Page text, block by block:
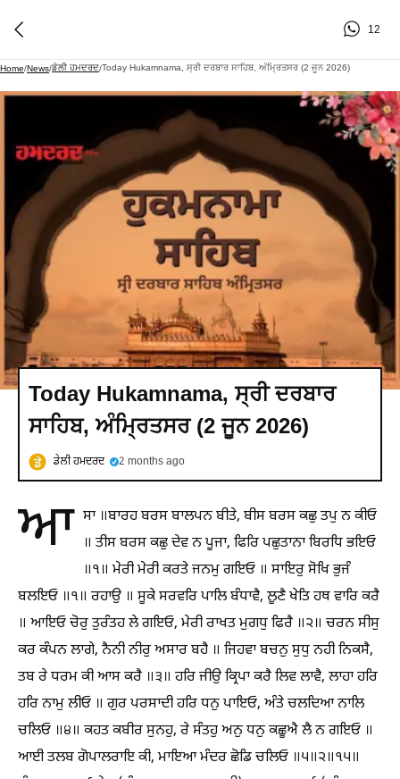
12
Home/News/ਡੇਲੀ ਹਮਦਰਦ/Today Hukamnama, ਸ੍ਰੀ ਦਰਬਾਰ ਸਾਹਿਬ, ਅੰਮ੍ਰਿਤਸਰ (2 ਜੂਨ 2026)
Today Hukamnama, ਸ੍ਰੀ ਦਰਬਾਰ
ਸਾਹਿਬ, ਅੰਮ੍ਰਿਤਸਰ (2 ਜੂਨ 2026)
ਡੇਲੀ ਹਮਦਰਦ 2 months ago
ਆ ਸਾ ॥ਬਾਰਹ ਬਰਸ ਬਾਲਪਨ ਬੀਤੇ, ਬੀਸ ਬਰਸ ਕਛੁ ਤਪੁ ਨ ਕੀਓ
॥ ਤੀਸ ਬਰਸ ਕਛੁ ਦੇਵ ਨ ਪੂਜਾ, ਫਿਰਿ ਪਛੁਤਾਨਾ ਬਿਰਧਿ ਭਇਓ
॥੧॥ ਮੇਰੀ ਮੇਰੀ ਕਰਤੇ ਜਨਮੁ ਗਇਓ ॥ ਸਾਇਰੁ ਸੋਖਿ ਭੁਜੰ
ਬਲਇਓ ॥੧॥ ਰਹਾਉ ॥ ਸੂਕੇ ਸਰਵਰਿ ਪਾਲਿ ਬੰਧਾਵੈ, ਲੂਣੈ ਖੇਤਿ ਹਥ ਵਾਰਿ ਕਰੈ
॥ ਆਇਓ ਚੋਰੁ ਤੁਰੰਤਹ ਲੇ ਗਇਓ, ਮੇਰੀ ਰਾਖਤ ਮੁਗਧੁ ਫਿਰੈ ॥੨॥ ਚਰਨ ਸੀਸੁ
ਕਰ ਕੰਪਨ ਲਾਗੇ, ਨੈਨੀ ਨੀਰੁ ਅਸਾਰ ਬਹੈ ॥ ਜਿਹਵਾ ਬਚਨੁ ਸੁਧੁ ਨਹੀ ਨਿਕਸੈ,
ਤਬ ਰੇ ਧਰਮ ਕੀ ਆਸ ਕਰੈ ॥੩॥ ਹਰਿ ਜੀਉ ਕ੍ਰਿਪਾ ਕਰੈ ਲਿਵ ਲਾਵੈ, ਲਾਹਾ ਹਰਿ
ਹਰਿ ਨਾਮੁ ਲੀਓ ॥ ਗੁਰ ਪਰਸਾਦੀ ਹਰਿ ਧਨੁ ਪਾਇਓ, ਅੰਤੇ ਚਲਦਿਆ ਨਾਲਿ
ਚਲਿਓ ॥੪॥ ਕਹਤ ਕਬੀਰ ਸੁਨਹੁ, ਰੇ ਸੰਤਹੁ ਅਨੁ ਧਨੁ ਕਛੂਐ ਲੈ ਨ ਗਇਓ ॥
ਆਈ ਤਲਬ ਗੋਪਾਲਰਾਇ ਕੀ, ਮਾਇਆ ਮੰਦਰ ਛੋਡਿ ਚਲਿਓ ॥੫॥੨॥੧੫॥